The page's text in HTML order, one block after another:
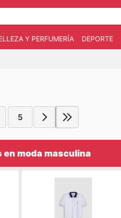
Y PERFUMERÍA DEPORTE
5
moda masculina